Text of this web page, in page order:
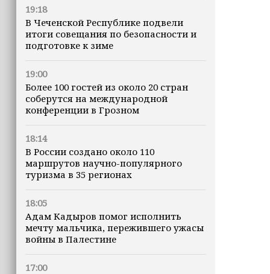
19:18
В Чеченской Республике подвели
итоги совещания по безопасности и
подготовке к зиме
19:00
Более 100 гостей из около 20 стран
соберутся на международной
конференции в Грозном
18:14
В России создано около 110
маршрутов научно-популярного
туризма в 35 регионах
18:05
Адам Кадыров помог исполнить
мечту мальчика, пережившего ужасы
войны в Палестине
17:00